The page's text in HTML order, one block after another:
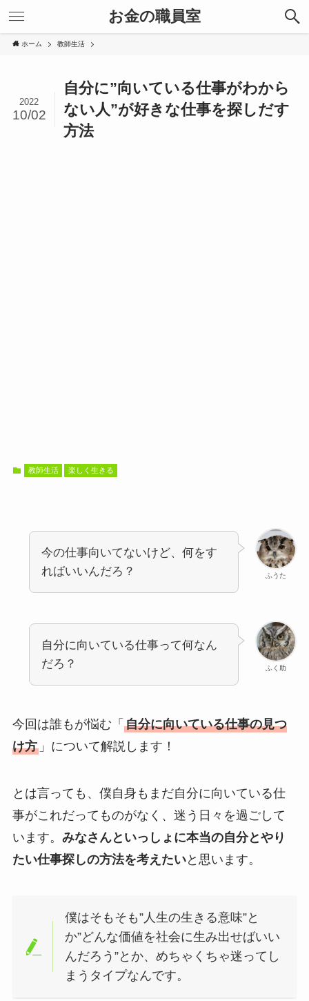
お金の職員室
ホーム 教師生活
自分に”向いている仕事がわから
ない人”が好きな仕事を探しだす
方法
2022
10/02
教師生活 楽しく生きる
ふうた
今の仕事向いてないけど、何をす
ればいいんだろ？
ふく助
自分に向いている仕事って何なん
だろ？
今回は誰もが悩む「 自分に向いている仕事の見つ
け方」について解説します！
とは言っても、僕自身もまだ自分に向いている仕
事がこれだってものがなく、迷う日々を過ごして
います。 みなさんといっしょに本当の自分とやり
たい仕事探しの方法を考えたいと思います。
僕はそもそも”人生の生きる意味”と
か”どんな価値を社会に生み出せばいい
んだろう”とか、めちゃくちゃ迷ってし
まうタイプなんです。